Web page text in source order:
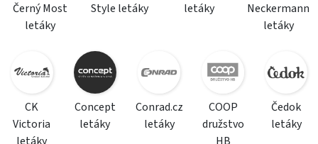
Černý Most
letáky
Style letáky
letáky
Neckermann
letáky
CK
Victoria
Concept
letáky
Conrad.cz
letáky
COOP
družstvo
Čedok
letáky